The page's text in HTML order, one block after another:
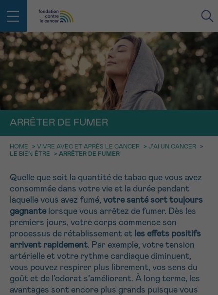
ARRÊTER DE FUMER
HOME > VIVRE AVEC ET APRÈS LE CANCER > J’AI UN CANCER
>
LE BIEN-ÊTRE
> ARRÊTER DE FUMER
Quelle que soit la quantité de tabac que vous avez
consommée dans votre vie et la durée pendant
laquelle vous avez fumé, votre santé sort toujours
gagnantelorsque vous arrêtez de fumer. Dès les
premiers jours, votre corps commence son
processus de rétablissement et les effets positifs
arrivent rapidement. Par exemple, votre tension
artérielle et votre rythme cardiaque diminuent,
vous pouvez respirer plus librement, vos sens du
goût et de l’odorat s’améliorent. À long terme, les
avantages sont encore plus grands puisque vous
E-MAIL
PRÉNOM
FACE AU CANCER VOUS N’ÊTES
PAS SEUL
questions sur le cancer
Par téléphone
0800 15 801 lu-ve 9h à 18h
Via le formulaire de contact
Je souhaite être rappelé.e
En savoir plus sur Cancerinfo
aucun diagnostic
RETOUR
NOM
PRÉNOM
RETOUR
Rendez-vous Question
CHOISISSEZ L’HEURE DU RENDEZ-VOUS
9h-11h
11h-13h
13h-16h
16h-18h
Suivant